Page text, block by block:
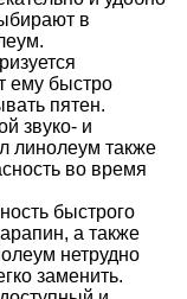
в
ему быстро
пятен.
звуко- и
линолеум также
во время
быстрого
а также
нетрудно
заменить.